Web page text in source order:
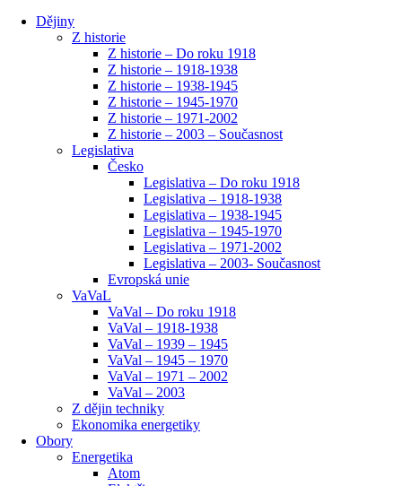
Dějiny
Z historie
Z historie – Do roku 1918
Z historie – 1918-1938
Z historie – 1938-1945
Z historie – 1945-1970
Z historie – 1971-2002
Z historie – 2003 – Současnost
Legislativa
Česko
Legislativa – Do roku 1918
Legislativa – 1918-1938
Legislativa – 1938-1945
Legislativa – 1945-1970
Legislativa – 1971-2002
Legislativa – 2003- Současnost
Evropská unie
VaVaL
VaVal – Do roku 1918
VaVal – 1918-1938
VaVal – 1939 – 1945
VaVal – 1945 – 1970
VaVal – 1971 – 2002
VaVal – 2003
Z dějin techniky
Ekonomika energetiky
Obory
Energetika
Atom